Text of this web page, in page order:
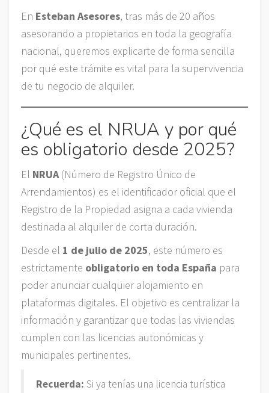
En Esteban Asesores, tras más de 20 años
asesorando a propietarios en toda la geografía
nacional, queremos explicarte de forma sencilla
por qué este trámite es vital para la supervivencia
de tu negocio de alquiler.
¿Qué es el NRUA y por qué
es obligatorio desde 2025?
El NRUA(Número de Registro Único de
Arrendamientos) es el identificador oficial que el
Registro de la Propiedad asigna a cada vivienda
destinada al alquiler de corta duración.
Desde el 1 de julio de 2025, este número es
estrictamente obligatorio en toda España para
poder anunciar cualquier alojamiento en
plataformas digitales. El objetivo es centralizar la
información y garantizar que todas las viviendas
cumplen con las licencias autonómicas y
municipales pertinentes.
Recuerda: Si ya tenías una licencia turística